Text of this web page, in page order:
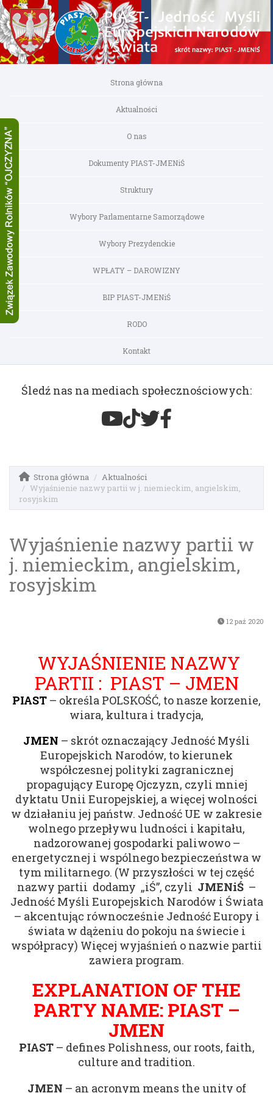
Strona główna
Aktualności
O nas
Dokumenty PIAST-JMENiŚ
Struktury
Wybory Parlamentarne Samorządowe
Wybory Prezydenckie
WPŁATY – DAROWIZNY
BIP PIAST-JMENiŚ
RODO
Kontakt
Śledź nas na mediach społecznościowych:
Strona główna
Aktualności
Wyjaśnienie nazwy partii w j. niemieckim, angielskim,
rosyjskim
Wyjaśnienie nazwy partii w
j. niemieckim, angielskim,
rosyjskim
12 paź 2020
WYJAŚNIENIE NAZWY
PARTII : PIAST – JMEN
PIAST – określa POLSKOŚĆ, to nasze korzenie,
wiara, kultura i tradycja,
JMEN – skrót oznaczający Jedność Myśli
Europejskich Narodów, to kierunek
współczesnej polityki zagranicznej
propagujący Europę Ojczyzn, czyli mniej
dyktatu Unii Europejskiej, a więcej wolności
w działaniu jej państw. Jedność UE w zakresie
wolnego przepływu ludności i kapitału,
nadzorowanej gospodarki paliwowo –
energetycznej i wspólnego bezpieczeństwa w
tym militarnego. (W przyszłości w tej część
nazwy partii dodamy „iŚ”, czyli JMENiŚ –
Jedność Myśli Europejskich Narodów i Świata
– akcentując równocześnie Jedność Europy i
świata w dążeniu do pokoju na świecie i
współpracy) Więcej wyjaśnień o nazwie partii
zawiera program.
EXPLANATION OF THE
PARTY NAME: PIAST –
JMEN
PIAST– defines Polishness, our roots, faith,
culture and tradition.
JMEN – an acronym means the unity of